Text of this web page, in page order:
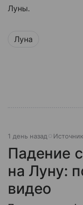
Луны.
Луна
1 день назад
Падение
на Луну:
видео